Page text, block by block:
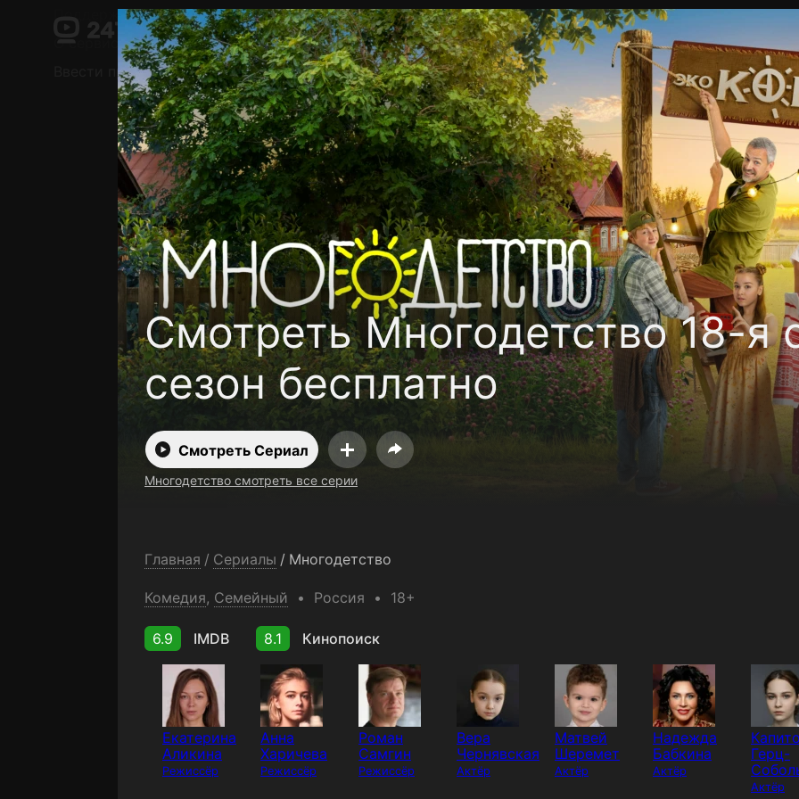
Смотреть Многодетство 18-я
сезон бесплатно
Смотреть Сериал
Многодетство смотреть все серии
Главная / Сериалы / Многодетство
Комедия, Семейный Россия 18+
6.9 IMDB 8.1 Кинопоиск
Екатерина
Аликина
Режиссёр
Анна
Харичева
Режиссёр
Роман
Самгин
Режиссёр
Вера
Чернявская
Актёр
Матвей
Шеремет
Актёр
Надежда
Бабкина
Актёр
Герц-
Актёр
Поддержка:support@24h.tv
О сервисе
Пользовательское соглашение Политика конфиденциальности Для партнёров
Ввести промокод
Установить на ТВ Бесплатные каналы Контакты